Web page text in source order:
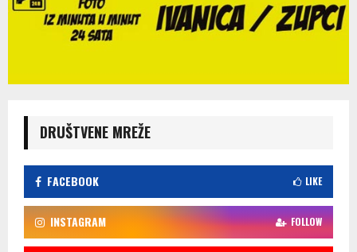
DRUŠTVENE MREŽE
FACEBOOK LIKE
INSTAGRAM FOLLOW